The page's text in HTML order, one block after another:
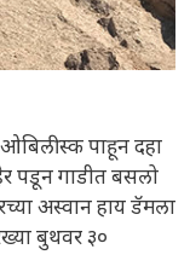
पाहून दहा
पडून गाडीत बसलो
अस्वान हाय डॅमला
बुथवर ३०